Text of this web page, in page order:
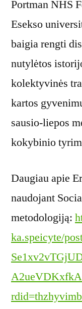
Portman NHS
Esekso
baigia rengti
nutylėtos
kolektyvinės
kartos
sausio-liepos
kokybinio
Daugiau apie
naudojant
metodologiją:
ka.speicyte/